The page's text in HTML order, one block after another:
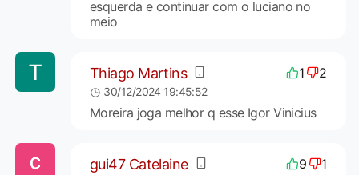
esquerda e continuar com o luciano no
meio
Thiago Martins 1 2
30/12/2024 19:45:52
Moreira joga melhor q esse Igor Vinicius
gui47 Catelaine 9 1